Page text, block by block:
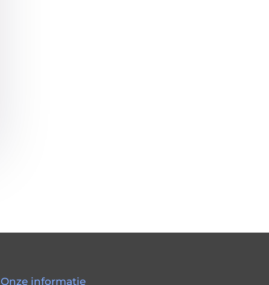
Onze informatie